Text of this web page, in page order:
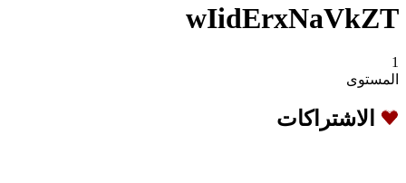
wIidErxNaVkZT
1
المستوى
الاشتراكات